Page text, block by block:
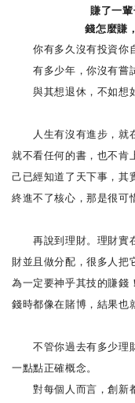
賺了一
錢怎麼賺
你有多久沒有投資你
有多少年，你沒有嘗試
與其想退休，不如想如
人生有沒有進步，就在
就不看任何的書，也不肯
己已經知道了天下事，其
終進不了核心，那是很可
再說到理財。理財實在
財並且做分配，很多人把
為一定要神乎其技的賺錢
錢時都像在賭博，結果也
不管你過去有多少理財
一點點正確概念。
對每個人而言，創新都